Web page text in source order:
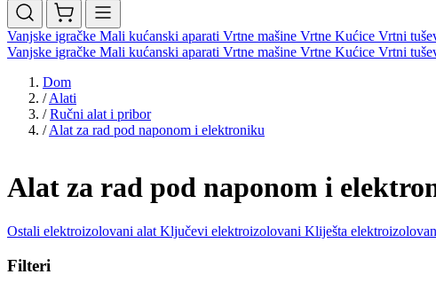
Vanjske igračke Mali kućanski aparati Vrtne mašine Vrtne Kućice Vrtni
Vanjske igračke Mali kućanski aparati Vrtne mašine Vrtne Kućice Vrtni
Dom
/ Alati
/ Ručni alat i pribor
/ Alat za rad pod naponom i elektroniku
Alat za rad pod naponom i
Ostali elektroizolovani alat Ključevi elektroizolovani Kliješta
Filteri